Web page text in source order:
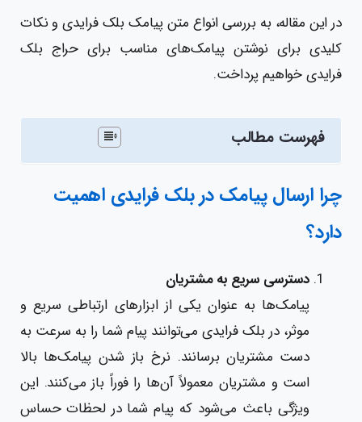
در این مقاله، به بررسی انواع متن پیامک بلک فرایدی و نکات
کلیدی برای نوشتن پیامک‌های مناسب برای حراج بلک
فرایدی خواهیم پرداخت.
فهرست مطالب
چرا ارسال پیامک در بلک فرایدی اهمیت
دارد؟
دسترسی سریع به مشتریان
پیامک‌ها به عنوان یکی از ابزارهای ارتباطی سریع و
موثر، در بلک فرایدی می‌توانند پیام شما را به سرعت به
دست مشتریان برسانند. نرخ باز شدن پیامک‌ها بالا
است و مشتریان معمولاً آن‌ها را فوراً باز می‌کنند. این
ویژگی باعث می‌شود که پیام شما در لحظات حساس